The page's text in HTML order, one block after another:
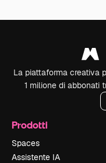
La piattaforma creativa
1 milione di abbonati
Prodotti
Spaces
Assistente IA